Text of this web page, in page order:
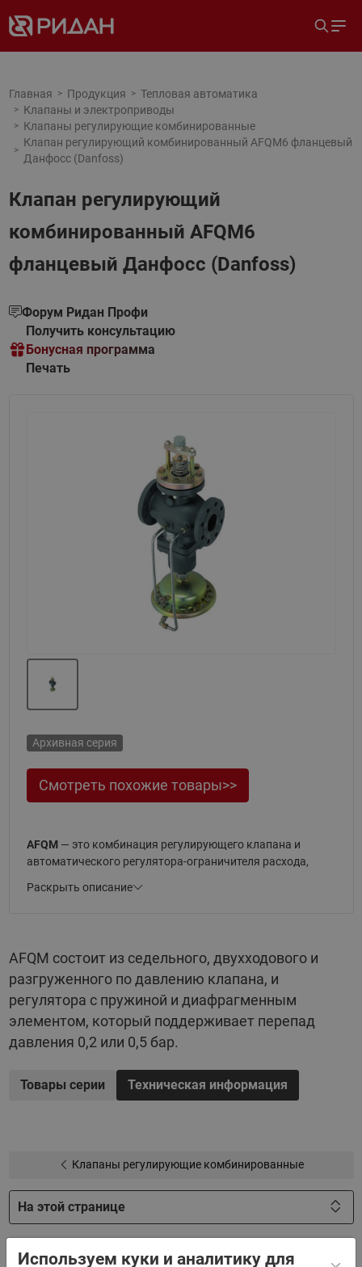
Главная Продукция
Тепловая автоматика
Клапаны и электроприводы
Клапаны регулирующие комбинированные
Клапан регулирующий комбинированный AFQM6 фланцевый
Данфосс (Danfoss)
Клапан регулирующий
комбинированный AFQM6
фланцевый Данфосс (Danfoss)
Форум Ридан Профи
Получить консультацию
Бонусная программа
Печать
Архивная серия
Смотреть похожие товары>>
AFQM— это комбинация регулирующего клапана и
автоматического регулятора-ограничителя расхода,
электроприводами в системах тепло- и
разгруженного по давлению клапана, и регулятора с
пружиной и диафрагменным элементом, который
поддерживает перепад давления 0,2 или 0,5 бар.
Характеристика регулирования - линейная.
Теплоноситель, применяемый с клапаном — вода или
Регулирующие комбинированные клапаны
способностью от 20 до 400 м3/ч;
С условным давлением PN 16 и 25 бар.
Раскрыть описание
AFQM состоит из седельного, двухходового и
разгруженного по давлению клапана, и
регулятора с пружиной и диафрагменным
элементом, который поддерживает перепад
давления 0,2 или 0,5 бар.
Товары серии Техническая информация
Клапаны регулирующие комбинированные
На этой странице
Используем куки и аналитику для